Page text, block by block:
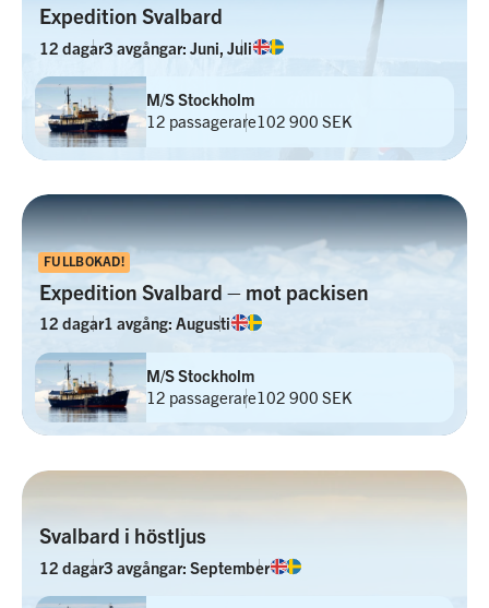
Expedition Svalbard
12 dagar3 avgångar: Juni, Juli
M/S Stockholm
12 passagerare102 900 SEK
FULLBOKAD!
Expedition Svalbard – mot packisen
12 dagar1 avgång: Augusti
M/S Stockholm
12 passagerare102 900 SEK
Svalbard i höstljus
12 dagar3 avgångar: September